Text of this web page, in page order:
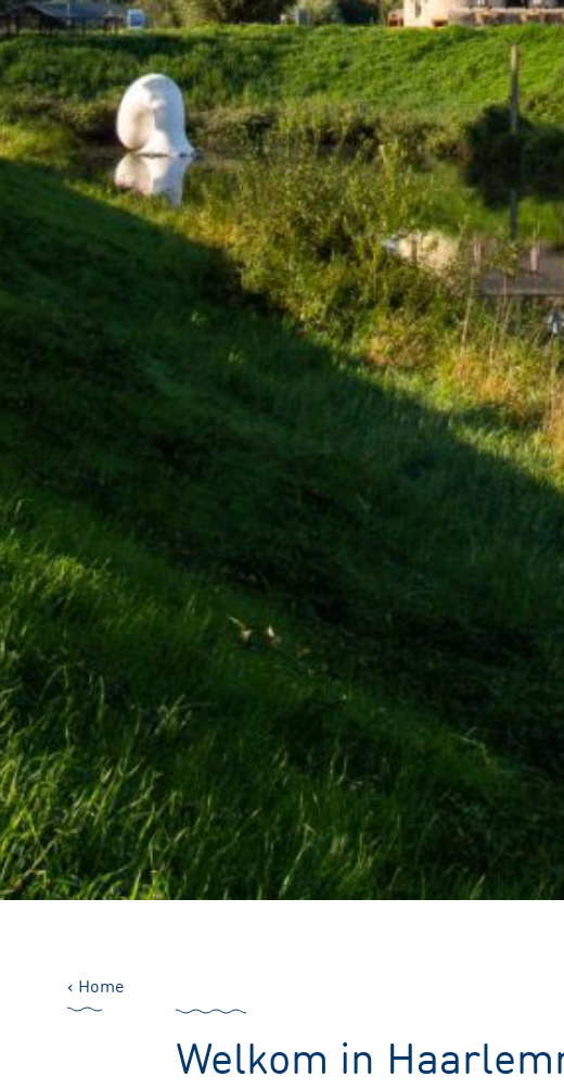
Home
Welkom in